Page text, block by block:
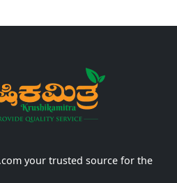
your trusted source for the